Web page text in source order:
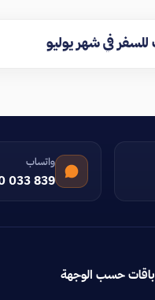
واتساب
033 839
باقات حسب الوجهة